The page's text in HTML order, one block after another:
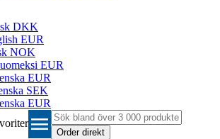
DKK
EUR
NOK
EUR
EUR
SEK
EUR
menu